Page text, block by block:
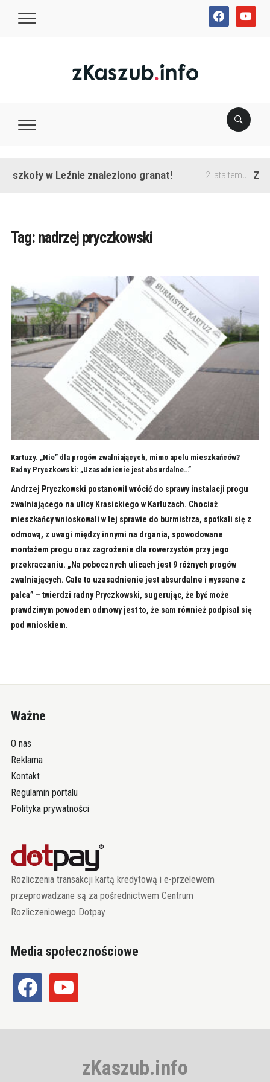
facebookyoutube
szkoły w Leźnie znaleziono granat! 2 lata temu
Tag: nadrzej pryczkowski
Kartuzy. „Nie” dla progów zwalniających, mimo apelu mieszkańców?
Radny Pryczkowski: „Uzasadnienie jest absurdalne…”
Andrzej Pryczkowski postanowił wrócić do sprawy instalacji progu
zwalniającego na ulicy Krasickiego w Kartuzach. Chociaż
mieszkańcy wnioskowali w tej sprawie do burmistrza, spotkali się z
odmową, z uwagi między innymi na drgania, spowodowane
montażem progu oraz zagrożenie dla rowerzystów przy jego
przekraczaniu. „Na pobocznych ulicach jest 9 różnych progów
zwalniających. Całe to uzasadnienie jest absurdalne i wyssane z
palca” – twierdzi radny Pryczkowski, sugerując, że być może
prawdziwym powodem odmowy jest to, że sam również podpisał się
pod wnioskiem.
Ważne
O nas
Reklama
Kontakt
Regulamin portalu
Polityka prywatności
Rozliczenia transakcji kartą kredytową i e-przelewem
przeprowadzane są za pośrednictwem Centrum
Rozliczeniowego Dotpay
Media społecznościowe
facebook youtube
zKaszub.info